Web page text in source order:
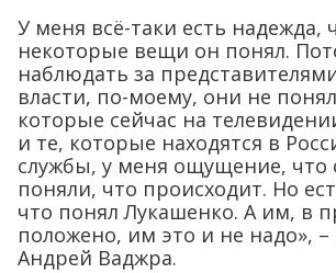
У меня всё-таки есть надежда,
некоторые вещи он понял.
наблюдать за
власти, по-моему, они не
которые сейчас на
и те, которые находятся в
службы, у меня ощущение, что
поняли, что происходит. Но
что понял Лукашенко. А им, в
положено, им это и не надо», –
Андрей Ваджра.